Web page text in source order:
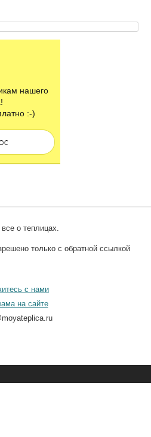
нашего
:-)
о теплицах.
только с обратной ссылкой
с нами
на сайте